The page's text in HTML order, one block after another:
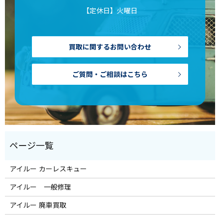
【定休日】火曜日
買取に関するお問い合わせ
ご質問・ご相談はこちら
アイルー カーレスキュー
アイルー 一般修理
アイルー 廃車買取